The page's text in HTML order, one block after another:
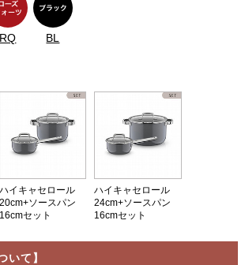
RQ BL
ハイキャセロール
20cm+ソースパン
16cmセット
ハイキャセロール
24cm+ソースパン
16cmセット
いて】